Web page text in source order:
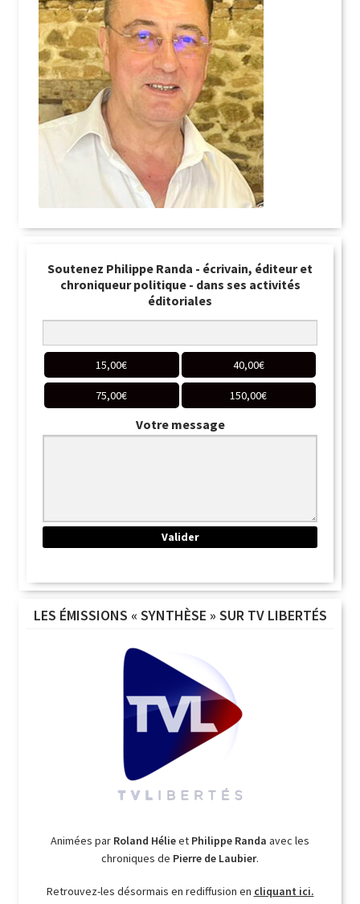
Soutenez Philippe Randa - écrivain, éditeur et
chroniqueur politique - dans ses activités
éditoriales
15,00€ 40,00€
75,00€ 150,00€
Votre message
LES ÉMISSIONS « SYNTHÈSE » SUR TV LIBERTÉS
Animées par Roland Hélieet Philippe Randa avec les
chroniques de Pierre de Laubier.
Retrouvez-les désormais en rediffusion en cliquant ici.